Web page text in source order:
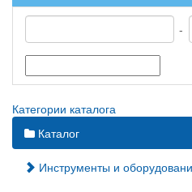
-
Категории каталога
Каталог
Инструменты и